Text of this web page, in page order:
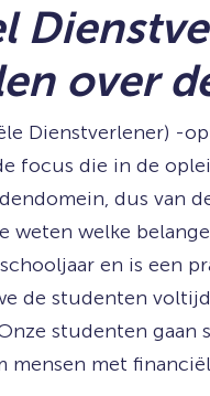
over
Dienstverlener)
focus die in de
dus van
weten welke
en is een
de studenten
studenten gaan
met